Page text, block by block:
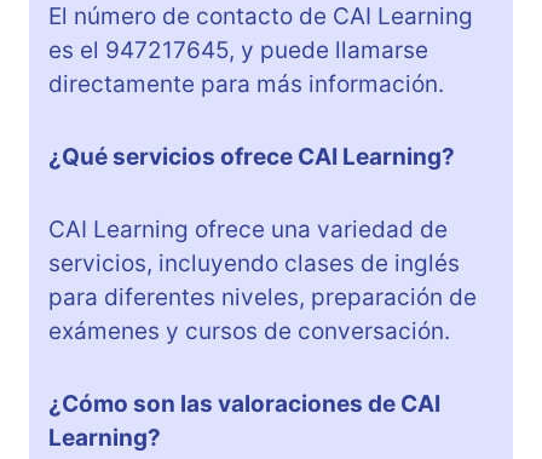
El número de contacto de CAI Learning
es el 947217645, y puede llamarse
directamente para más información.
¿Qué servicios ofrece CAI Learning?
CAI Learning ofrece una variedad de
servicios, incluyendo clases de inglés
para diferentes niveles, preparación de
exámenes y cursos de conversación.
¿Cómo son las valoraciones de CAI
Learning?